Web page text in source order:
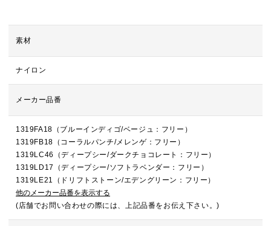
素材
ナイロン
メーカー品番
1319FA18（ブルーインディゴ/ベージュ：フリー）
1319FB18（コーラルパンチ/メレンゲ：フリー）
1319LC46（ディープシー/ダークチョコレート：フリー）
1319LD17（ディープシー/ソフトラベンダー：フリー）
1319LE21（ドリフトストーン/エデングリーン：フリー）
他のメーカー品番を表示する
(店舗でお問い合わせの際には、上記品番をお伝え下さい。)